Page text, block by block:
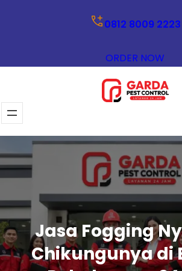
0812 8009 2223
ORDER NOW
Jasa Fogging
Chikungunya di